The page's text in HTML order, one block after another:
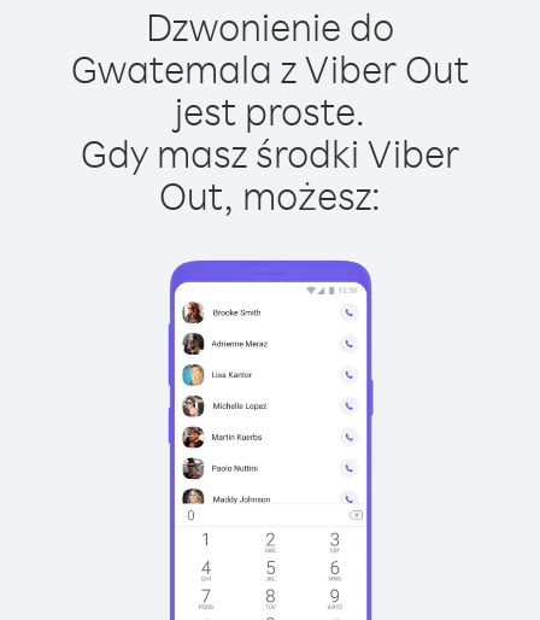
Dzwonienie do
Gwatemala z Viber Out
jest proste.
Gdy masz środki Viber
Out, możesz: